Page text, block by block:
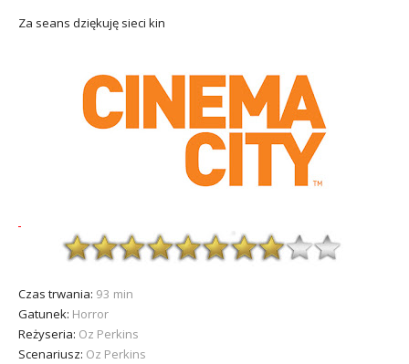
Za seans dziękuję sieci kin
Czas trwania: 93 min
Gatunek: Horror
Reżyseria: Oz Perkins
Scenariusz: Oz Perkins